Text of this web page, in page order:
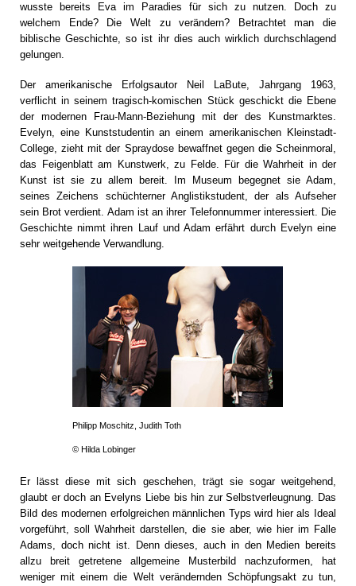
wusste bereits Eva im Paradies für sich zu nutzen. Doch zu
welchem Ende? Die Welt zu verändern? Betrachtet man die
biblische Geschichte, so ist ihr dies auch wirklich durchschlagend
gelungen.
Der amerikanische Erfolgsautor Neil LaBute, Jahrgang 1963,
verflicht in seinem tragisch-komischen Stück geschickt die Ebene
der modernen Frau-Mann-Beziehung mit der des Kunstmarktes.
Evelyn, eine Kunststudentin an einem amerikanischen Kleinstadt-
College, zieht mit der Spraydose bewaffnet gegen die Scheinmoral,
das Feigenblatt am Kunstwerk, zu Felde. Für die Wahrheit in der
Kunst ist sie zu allem bereit. Im Museum begegnet sie Adam,
seines Zeichens schüchterner Anglistikstudent, der als Aufseher
sein Brot verdient. Adam ist an ihrer Telefonnummer interessiert. Die
Geschichte nimmt ihren Lauf und Adam erfährt durch Evelyn eine
sehr weitgehende Verwandlung.
Philipp Moschitz, Judith Toth
© Hilda Lobinger
Er lässt diese mit sich geschehen, trägt sie sogar weitgehend,
glaubt er doch an Evelyns Liebe bis hin zur Selbstverleugnung. Das
Bild des modernen erfolgreichen männlichen Typs wird hier als Ideal
vorgeführt, soll Wahrheit darstellen, die sie aber, wie hier im Falle
Adams, doch nicht ist. Denn dieses, auch in den Medien bereits
allzu breit getretene allgemeine Musterbild nachzuformen, hat
weniger mit einem die Welt verändernden Schöpfungsakt zu tun,